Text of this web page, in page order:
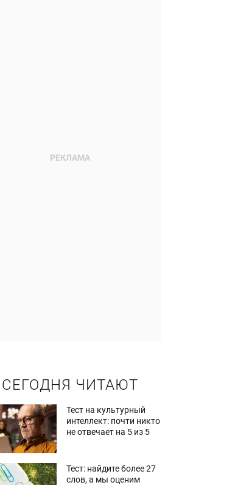
СЕГОДНЯ ЧИТАЮТ
Тест на культурный
интеллект: почти никто
не отвечает на 5 из 5
Тест: найдите более 27
слов, а мы оценим